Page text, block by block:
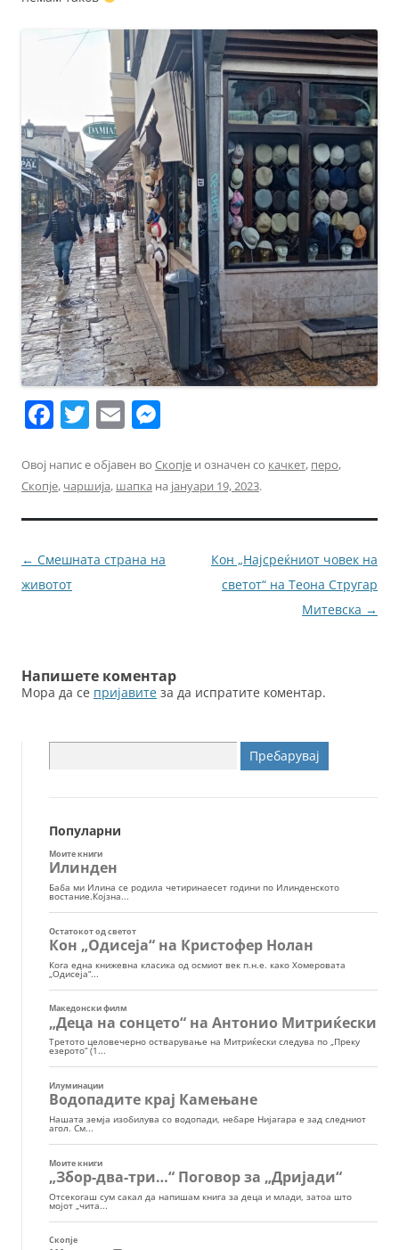
F
c
e
b
o
o
T
itt
er
E
ai
l
ss
e
n
g
Овој напис е објавен во Скопје и означен со качкет, перо,
Скопје, чаршија, шапка на јануари 19, 2023.
Навигација
за
← Смешната страна на
животот
Кон „Најсреќниот човек на
светот“ на Теона Стругар
Митевска →
Напишете коментар
Мора да се пријавите за да испратите коментар.
за:
Популарни